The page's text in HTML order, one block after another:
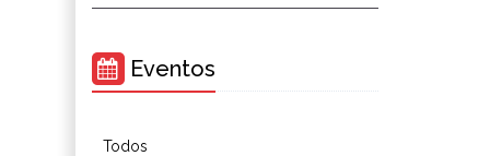
Eventos
Todos